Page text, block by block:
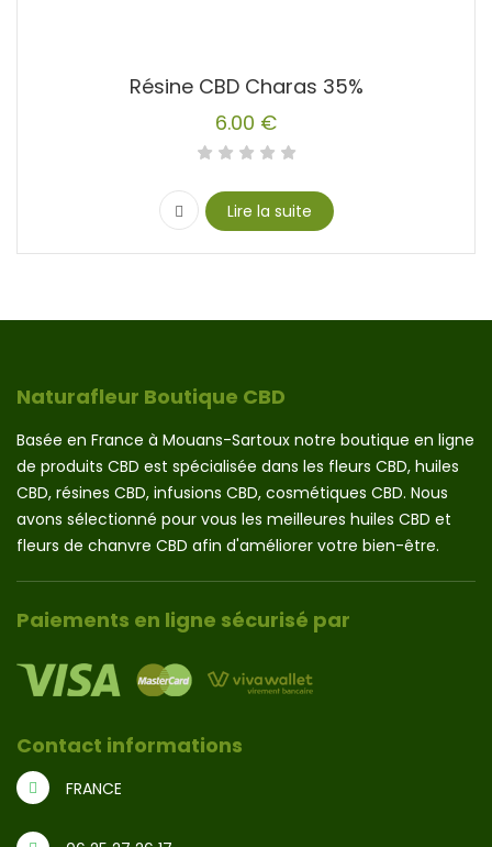
Résine CBD Charas 35%
6.00 €
Lire la suite
Naturafleur Boutique CBD
Basée en France à Mouans-Sartoux notre boutique en ligne
de produits CBD est spécialisée dans les fleurs CBD, huiles
CBD, résines CBD, infusions CBD, cosmétiques CBD. Nous
avons sélectionné pour vous les meilleures huiles CBD et
fleurs de chanvre CBD afin d'améliorer votre bien-être.
Paiements en ligne sécurisé par
Contact informations
FRANCE